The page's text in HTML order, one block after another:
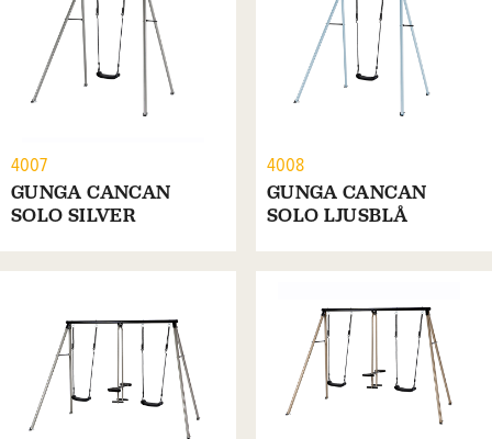
4007
GUNGA CANCAN
SOLO SILVER
4008
GUNGA CANCAN
SOLO LJUSBLÅ